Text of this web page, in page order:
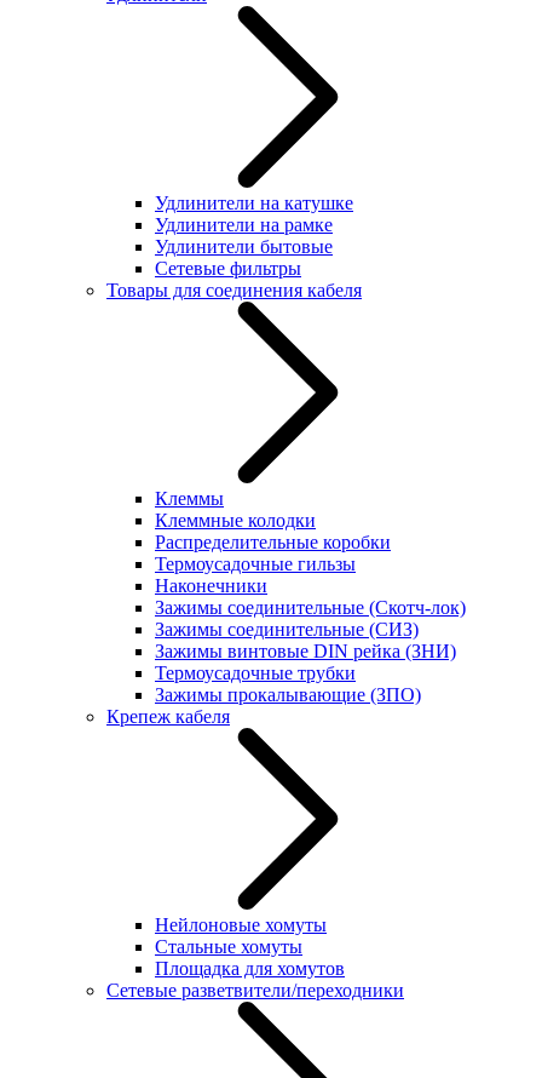
Удлинители на катушке
Удлинители на рамке
Удлинители бытовые
Сетевые фильтры
Товары для соединения кабеля
Клеммы
Клеммные колодки
Распределительные коробки
Термоусадочные гильзы
Наконечники
Зажимы соединительные (Скотч-лок)
Зажимы соединительные (СИЗ)
Зажимы винтовые DIN рейка (ЗНИ)
Термоусадочные трубки
Зажимы прокалывающие (ЗПО)
Крепеж кабеля
Нейлоновые хомуты
Стальные хомуты
Площадка для хомутов
Сетевые разветвители/переходники